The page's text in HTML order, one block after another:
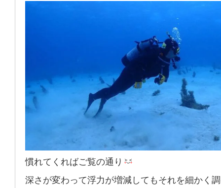
慣れてくればご覧の通り
深さが変わって浮力が増減してもそれを細かく